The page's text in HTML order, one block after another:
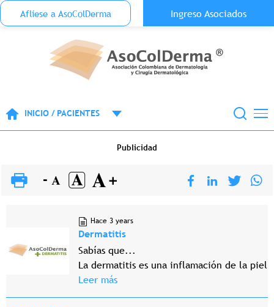
Pasar al contenido principal
Menu Top Anónimo
Aflíese a AsoColDerma Ingreso Asociados
INICIO / PACIENTES
Publicidad
Hace 3 years
Dermatitis
Sabías que...
La dermatitis es una inflamación de la piel
Leer más